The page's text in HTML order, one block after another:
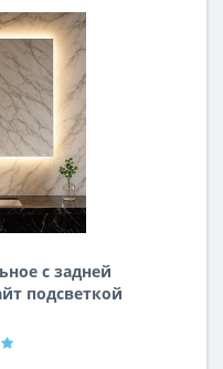
с задней
подсветкой